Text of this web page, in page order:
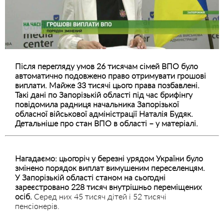
Після перегляду умов 26 тисячам сімей ВПО було
автоматично подовжено право отримувати грошові
виплати. Майже 33 тисячі цього права позбавлені.
Такі дані по Запорізькій області під час брифінгу
повідомила радниця начальника Запорізької
обласної військової адміністрації Наталія Будяк.
Детальніше про стан ВПО в області – у матеріалі.
Нагадаємо: цьогоріч у березні урядом України було
змінено порядок виплат вимушеним переселенцям.
У Запорізькій області станом на сьогодні
зареєстровано 228 тисяч внутрішньо переміщених
осіб. Серед них 45 тисяч дітей і 52 тисячі
пенсіонерів.